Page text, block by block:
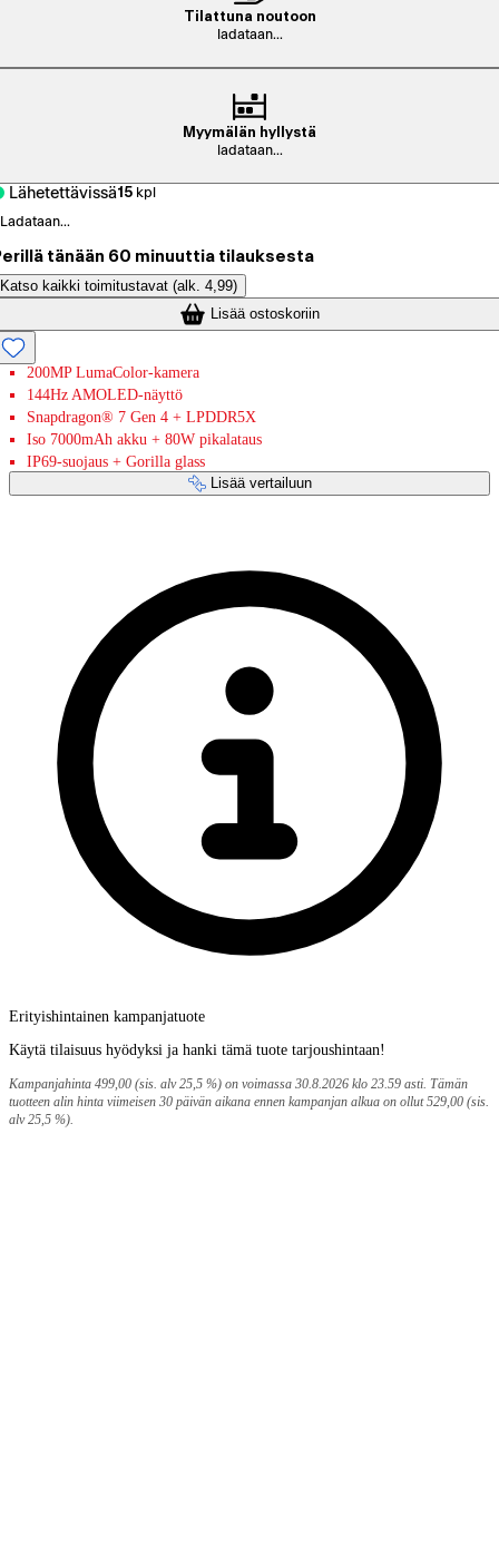
Tilattuna noutoon
ladataan...
Myymälän hyllystä
ladataan...
Lähetettävissä15 kpl
Ladataan...
tänään 60 minuuttia tilauksesta
Katso kaikki toimitustavat (alk. 4,99)
Lisää ostoskoriin
200MP LumaColor-kamera
144Hz AMOLED-näyttö
Snapdragon® 7 Gen 4 + LPDDR5X
Iso 7000mAh akku + 80W pikalataus
IP69-suojaus + Gorilla glass
Lisää vertailuun
Erityishintainen kampanjatuote
Käytä tilaisuus hyödyksi ja hanki tämä tuote tarjoushintaan!
Kampanjahinta 499,00 (sis. alv 25,5 %) on voimassa 30.8.2026 klo 23.59 asti. Tämän
tuotteen alin hinta viimeisen 30 päivän aikana ennen kampanjan alkua on ollut 529,00 (sis.
alv 25,5 %).